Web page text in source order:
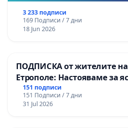
3 233 подписи
169 Подписи / 7 дни
18 Jun 2026
ПОДПИСКА от жителите
Етрополе: Настояваме за
“Елаците-МЕД” АД и от
изпълнят всички
151 подписи
151 Подписи / 7 дни
31 Jul 2026